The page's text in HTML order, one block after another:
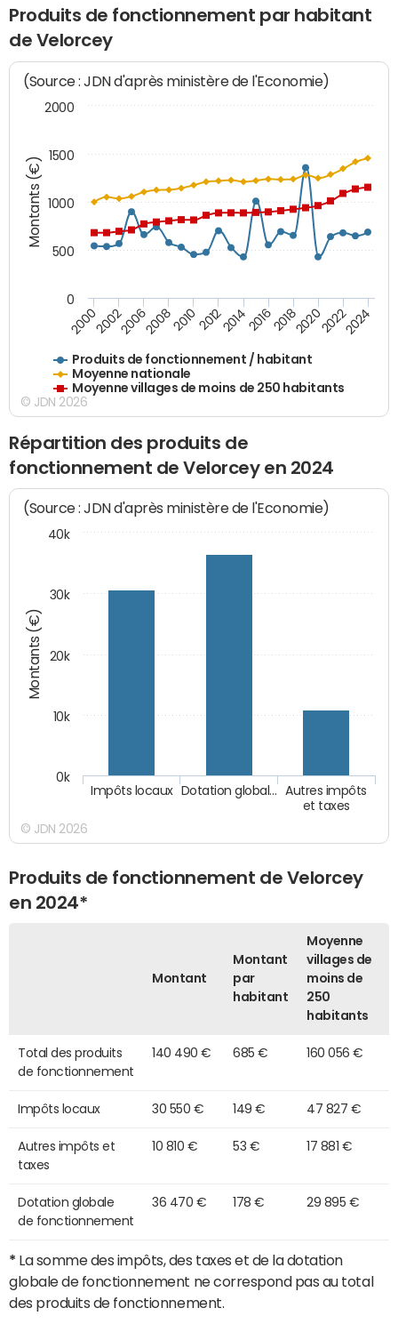
Produits de fonctionnement par habitant
de Velorcey
Montants (€)
(Source : JDN d'après ministère de l'Economie)
Produits de fonctionnement / habitant
Moyenne nationale
Moyenne villages de moins de 250 habitants
200020022006200820102012201420162018202020222024
500
1000
1500
0
2000
© JDN 2026
Répartition des produits de
fonctionnement de Velorcey en 2024
Montants (€)
(Source : JDN d'après ministère de l'Economie)
Autres impôts
et taxes
Dotation global…
Impôts locaux
0k
10k
20k
30k
40k
© JDN 2026
Produits de fonctionnement de Velorcey
en 2024*
Montant
Montant
par
habitant
Moyenne
villages de
moins de
250
habitants
Total des produits
de fonctionnement
140 490 € 685 € 160 056 €
Impôts locaux 30 550 € 149 € 47 827 €
Autres impôts et
taxes
10 810 € 53 € 17 881 €
Dotation globale
de fonctionnement
36 470 € 178 € 29 895 €
* La somme des impôts, des taxes et de la dotation
globale de fonctionnement ne correspond pas au total
des produits de fonctionnement.